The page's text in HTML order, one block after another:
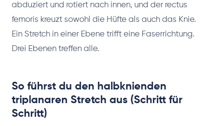
abduziert und rotiert nach innen, und der rectus
femoris kreuzt sowohl die Hüfte als auch das Knie.
Ein Stretch in einer Ebene trifft eine Faserrichtung.
Drei Ebenen treffen alle.
So führst du den halbknienden
triplanaren Stretch aus (Schritt für
Schritt)